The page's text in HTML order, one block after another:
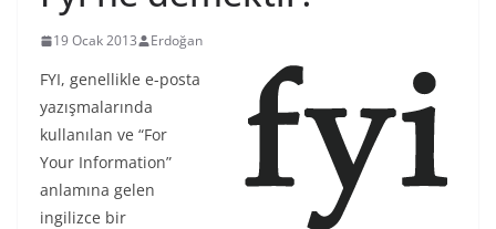
19 Ocak 2013 Erdoğan
FYI, genellikle e-posta
yazışmalarında
kullanılan ve “For
Your Information”
anlamına gelen
ingilizce bir